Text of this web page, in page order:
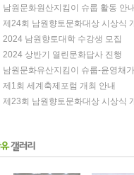
남원문화원산지킴이 슈룹 활동 안
제24회 남원향토문화대상 시상식
2024 남원향토대학 수강생 모집
2024 상반기 열린문화답사 진행
남원문화유산지킴이 슈룹-윤영채
제1회 세계축제포럼 개최 안내
제23회 남원향토문화대상 시상식